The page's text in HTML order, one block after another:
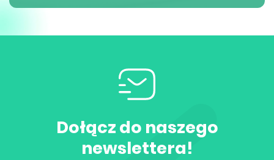
Dołącz do naszego
newslettera!